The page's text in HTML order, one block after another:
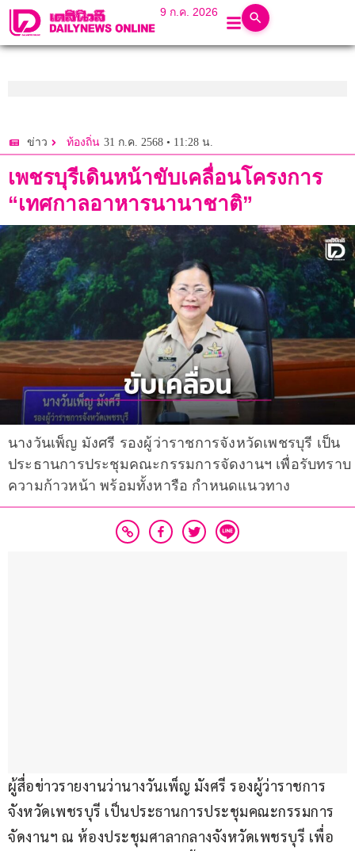
9 ก.ค. 2026
ข่าว ท้องถิ่น 31 ก.ค. 2568 • 11:28 น.
เพชรบุรีเดินหน้าขับเคลื่อนโครงการ
“เทศกาลอาหารนานาชาติ”
นางวันเพ็ญ มังศรี รองผู้ว่าราชการจังหวัดเพชรบุรี เป็น
ประธานการประชุมคณะกรรมการจัดงานฯ เพื่อรับทราบ
ความก้าวหน้า พร้อมทั้งหารือ กำหนดแนวทาง
ผู้สื่อข่าวรายงานว่านางวันเพ็ญ มังศรี รองผู้ว่าราชการ
จังหวัดเพชรบุรี เป็นประธานการประชุมคณะกรรมการ
จัดงานฯ ณ ห้องประชุมศาลากลางจังหวัดเพชรบุรี เพื่อ